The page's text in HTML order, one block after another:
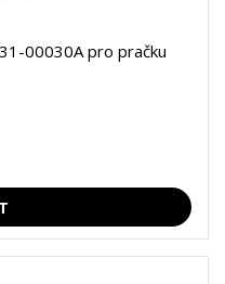
00030A pro pračku